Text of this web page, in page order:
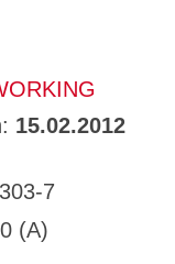
15.02.2012
7
(A)